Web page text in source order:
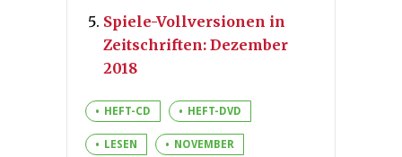
Spiele-Vollversionen in
Zeitschriften: Dezember
2018
HEFT-CD HEFT-DVD
LESEN NOVEMBER